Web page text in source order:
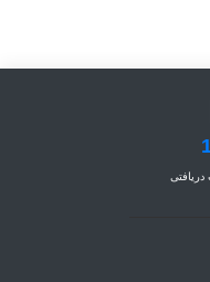
دریافتی